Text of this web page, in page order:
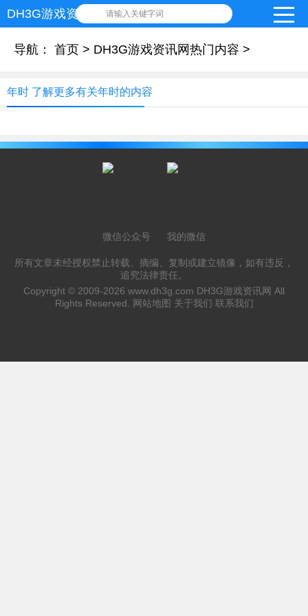
DH3G游戏资讯网 请输入关键字词
导航： 首页 > DH3G游戏资讯网热门内容 >
年时 了解更多有关年时的内容
微信公众号 我的微信
所有文章未经授权禁止转载、摘编、复制或建立镜像，如有违反，
追究法律责任。
Copyright © 2009-2026 www.dh3g.com DH3G游戏资讯网 All
Rights Reserved.
网站地图 关于我们 联系我们